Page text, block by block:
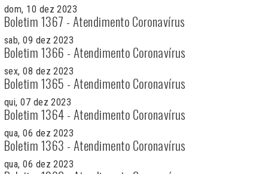
dom, 10 dez 2023
Boletim 1367 - Atendimento Coronavírus
sab, 09 dez 2023
Boletim 1366 - Atendimento Coronavírus
sex, 08 dez 2023
Boletim 1365 - Atendimento Coronavírus
qui, 07 dez 2023
Boletim 1364 - Atendimento Coronavírus
qua, 06 dez 2023
Boletim 1363 - Atendimento Coronavírus
qua, 06 dez 2023